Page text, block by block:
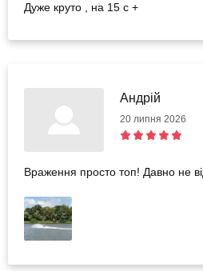
Дуже круто , на 15 с +
Андрій
20 липня 2026
Враження просто топ! Давно не